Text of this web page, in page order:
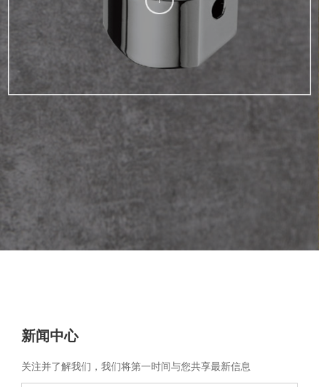
新闻中心
关注并了解我们，我们将第一时间与您共享最新信息